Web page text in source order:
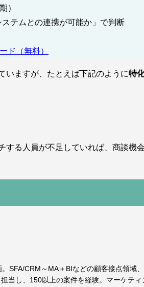
）
テムとの連携が可能か」で判断
ド（無料）
いますが、たとえば下記のように特
る人員が不足していれば、商談
SFA/CRM～MA＋BIなどの顧客接点領
当し、150以上の案件を経験。マーケテ